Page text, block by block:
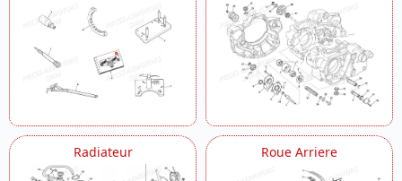
Radiateur Roue Arriere